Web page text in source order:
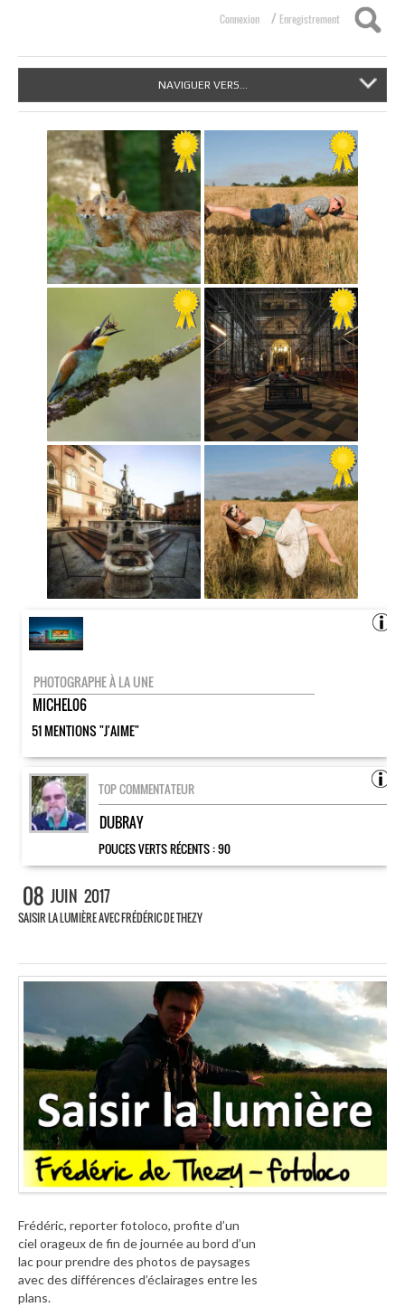
Connexion / Enregistrement
NAVIGUER VERS...
PHOTOGRAPHE À LA UNE
MICHEL06
51 MENTIONS "J'AIME"
TOP COMMENTATEUR
DUBRAY
POUCES VERTS RÉCENTS :90
08 JUIN 2017
SAISIR LA LUMIÈRE AVEC FRÉDÉRIC DE THEZY
Frédéric, reporter fotoloco, profite d’un
ciel orageux de fin de journée au bord d’un
lac pour prendre des photos de paysages
avec des différences d’éclairages entre les
plans.